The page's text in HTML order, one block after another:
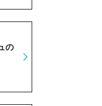
の